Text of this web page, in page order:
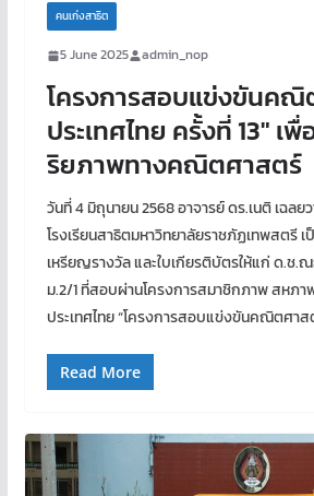
คนเก่งสาธิต
5 June 2025 admin_nop
โครงการสอบแข่งขันค
ประเทศไทย ครั้งที่ 13″ เ
ริยภาพทางคณิตศาสตร์
วันที่ 4 มิถุนายน 2568 อาจารย์ ดร.เนติ เฉลย
โรงเรียนสาธิตมหาวิทยาลัยราชภัฏเทพสตรี เ
เหรียญรางวัล และใบเกียรติบัตรให้แก่ ด.ช
ม.2/1 ที่สอบผ่านโครงการสมาชิกภาพ สหภา
ประเทศไทย “โครงการสอบแข่งขันคณิตศาส
Read More